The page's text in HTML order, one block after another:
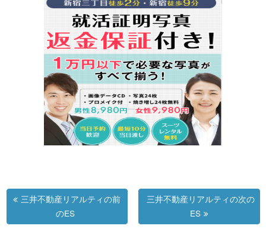
三井不動産リアルティの前
のES
三井不動産リアルティの次の
ES